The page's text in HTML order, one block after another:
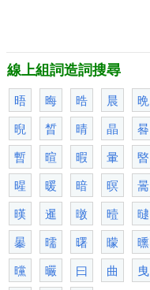
線上組詞造詞搜尋
晤
晦 晧 晨 晩
晲
晳 晴 晶 晷
暫
暄 暇 暈 暋
暒
暖 暗 暝 暠
暵
暹 暾 曀 曃
曓
曘 曙 曚 曛
曭
曮 曰 曲 曳